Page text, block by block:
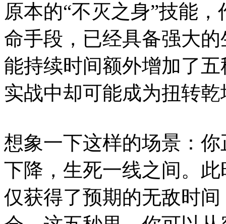
原本的“不灭之身”技能
命手段，已经具备强大
能持续时间额外增加了
实战中却可能成为扭转
想象一下这样的场景：
下降，生死一线之间。
仅获得了预期的无敌时